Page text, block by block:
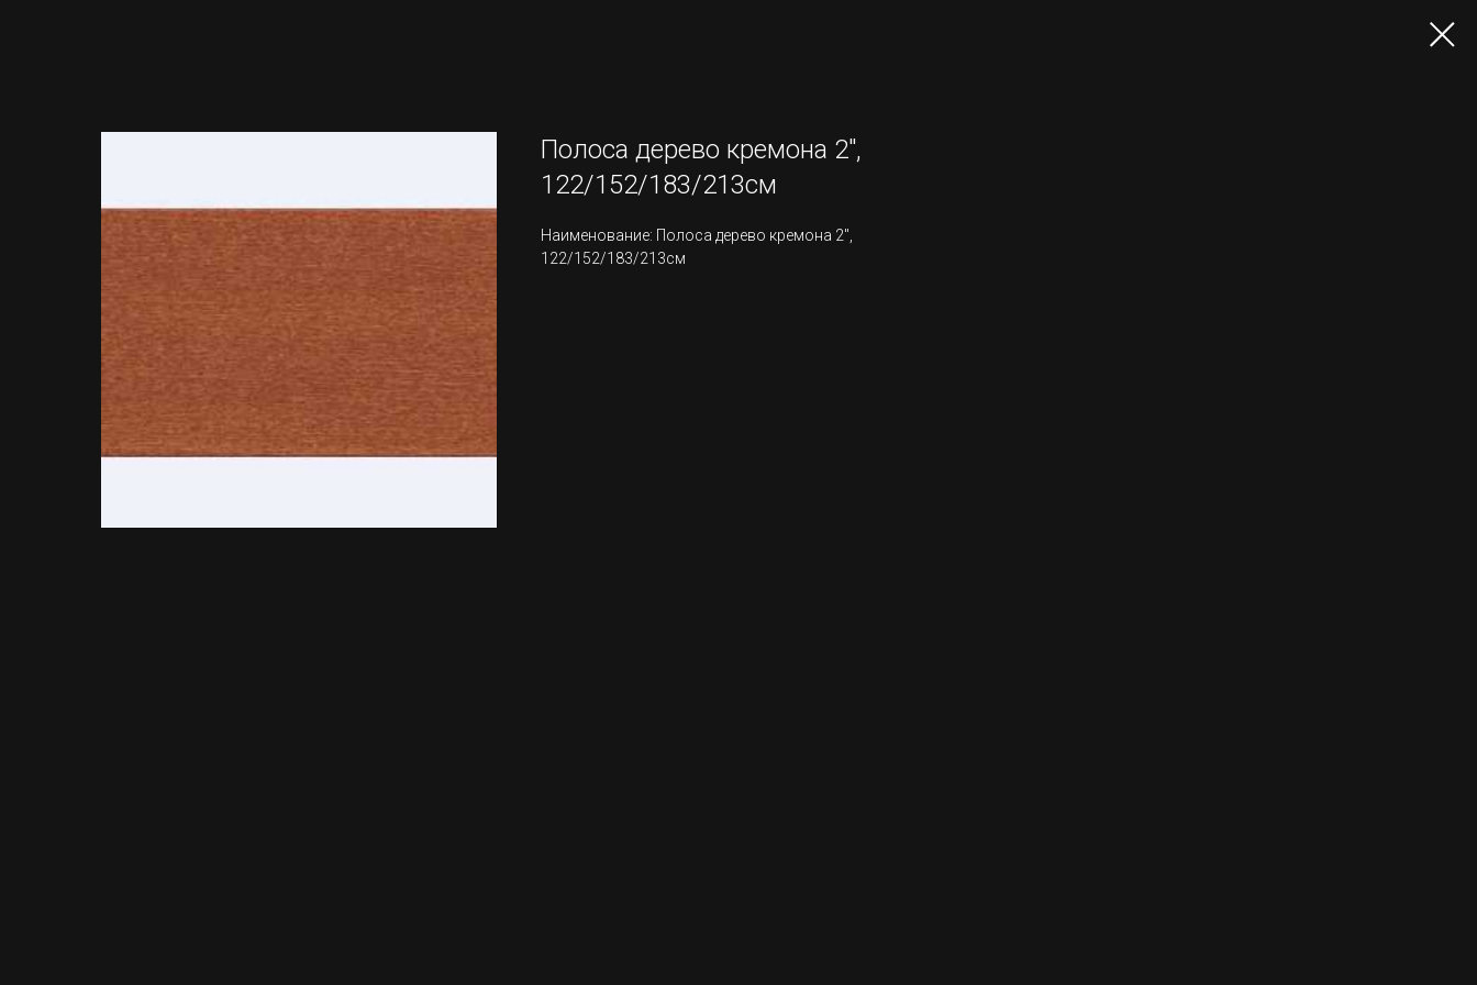
Полоса дерево кремона 2",
122/152/183/213см
Наименование: Полоса дерево кремона 2",
122/152/183/213см